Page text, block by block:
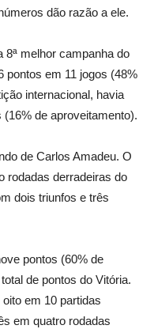
dão razão a ele.
8ª melhor campanha do
pontos em 11 jogos (48%
internacional, havia
de aproveitamento).
de Carlos Amadeu. O
rodadas derradeiras do
dois triunfos e três
pontos (60% de
de pontos do Vitória.
em 10 partidas
em quatro rodadas